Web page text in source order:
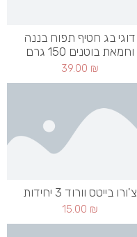
דוגי בג חטיף תפוח בננה
וחמאת בוטנים 150 גרם
39.00 ₪
צ'ורו בייטס וורוד 3 יחידות
15.00 ₪